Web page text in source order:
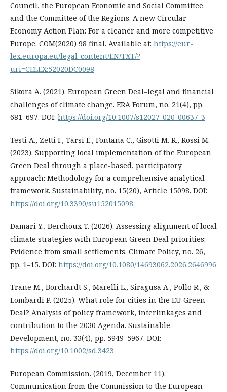
Council, the European Economic and Social Committee
and the Committee of the Regions. A new Circular
Economy Action Plan: For a cleaner and more competitive
Europe. COM(2020) 98 final. Available at: https://eur-
lex.europa.eu/legal-content/EN/TXT/?
uri=CELEX:52020DC0098
Sikora A. (2021). European Green Deal–legal and financial
challenges of climate change. ERA Forum, no. 21(4), pp.
681–697. DOI: https://doi.org/10.1007/s12027-020-00637-3
Testi A., Zetti I., Tarsi E., Fontana C., Gisotti M. R., Rossi M.
(2023). Supporting local implementation of the European
Green Deal through a place-based, participatory
approach: Methodology for a comprehensive analytical
framework. Sustainability, no. 15(20), Article 15098. DOI:
https://doi.org/10.3390/su152015098
Damari Y., Berchoux T. (2026). Assessing alignment of local
climate strategies with European Green Deal priorities:
Evidence from small settlements. Climate Policy, no. 26,
pp. 1–15. DOI: https://doi.org/10.1080/14693062.2026.2646996
Trane M., Borchardt S., Marelli L., Siragusa A., Pollo R., &
Lombardi P. (2025). What role for cities in the EU Green
Deal? Analysis of policy framework, interlinkages and
contribution to the 2030 Agenda. Sustainable
Development, no. 33(4), pp. 5949–5967. DOI:
https://doi.org/10.1002/sd.3423
European Commission. (2019, December 11).
Communication from the Commission to the European